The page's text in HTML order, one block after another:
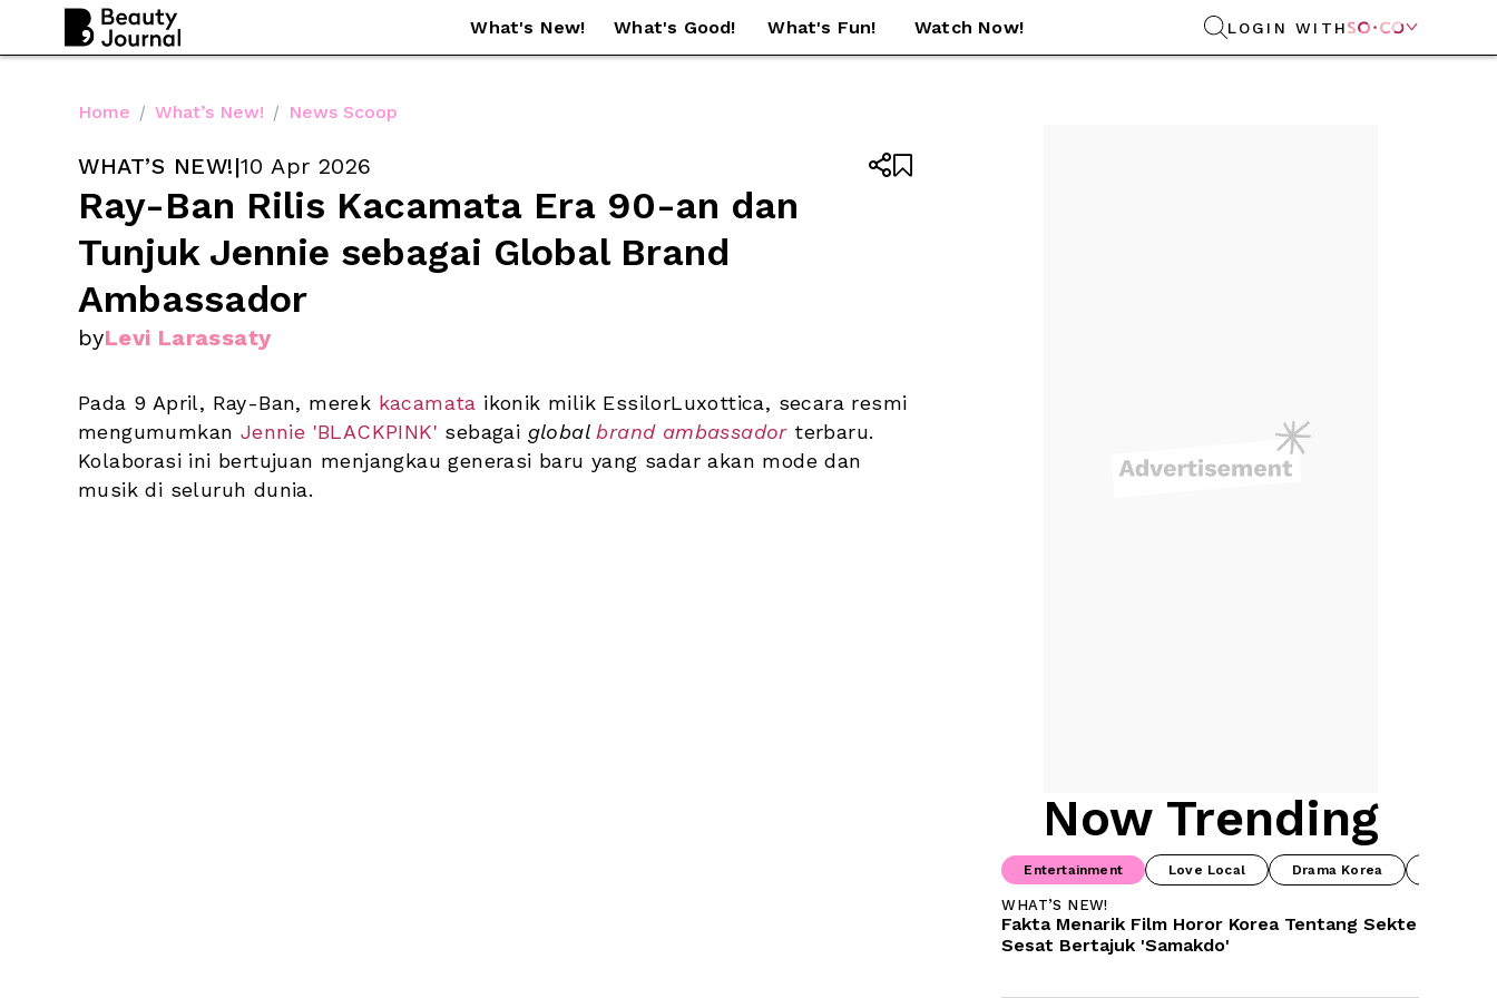
What's New! What's Good! What's Fun! Watch Now! LOGIN WITH 
Home / What’s New! / News Scoop
WHAT’S NEW!|10 Apr 2026
Ray-Ban Rilis Kacamata Era 90-an dan
Tunjuk Jennie sebagai Global Brand
Ambassador
byLevi Larassaty


Pada 9 April, Ray-Ban, merek kacamata ikonik milik EssilorLuxottica, secara resmi
mengumumkan Jennie 'BLACKPINK' sebagai global brand ambassador terbaru.
Kolaborasi ini bertujuan menjangkau generasi baru yang sadar akan mode dan
musik di seluruh dunia.
Now Trending
Entertainment Love Local Drama Korea
WHAT’S NEW!
Fakta Menarik Film Horor Korea Tentang Sekte
Sesat Bertajuk 'Samakdo'